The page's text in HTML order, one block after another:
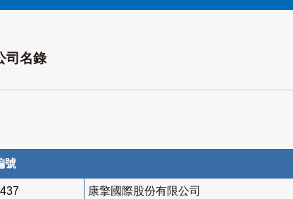
司名錄
號
康擎國際股份有限公司